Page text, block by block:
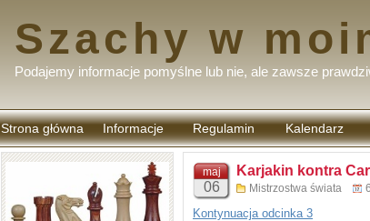
Szachy w
Podajemy informacje pomyślne lub nie, ale zawsze
Strona główna Informacje Regulamin
komentarzy
Kalendarz
maj
06
Karjakin kontra
Mistrzostwa świata
Kontynuacja odcinka 3